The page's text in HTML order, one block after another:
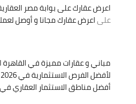
اعرض عقارك على بوابة مصر
علىاعرض عقارك مجانا و أوصل
مباني و عقارات مميزة في القاهرة
لأفضل الفرص الاستثمارية في 2026 - بوابة مصر العقارية
أفضل مناطق الاستثمار العقاري في